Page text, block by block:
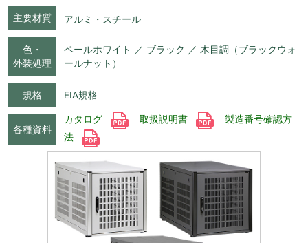
主要材質 アルミ・スチール
色・
外装処理
ペールホワイト ／ ブラック ／ 木目調（ブラックウォ
ールナット）
規格 EIA規格
各種資料
カタログ 取扱説明書
製造番号確認方
法